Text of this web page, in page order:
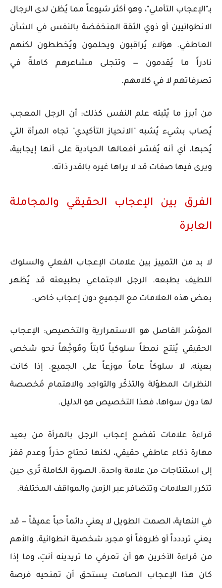
بـ"الإعجاب التأملي"، وهو أكثر شيوعاً مما يُظن لدى الرجال
الانطوائيين أو ذوي الثقة المنخفضة بالنفس في الشأن
العاطفي. هؤلاء يُراقبون ويحلمون ويُخططون لكنهم
نادراً ما يُقدمون — وتتجلى مشاعرهم كاملةً في
تصرفاتهم لا في كلامهم.
من أبرز ما يُثبته علم النفس كذلك: أن الرجل المعجب
يُصاب بشيء يُشبه "الانحياز التأكيدي" تجاه المرأة التي
يُحبها، أي أنه يُفسّر أفعالها الحيادية على أنها إيجابية،
ويرى فيها صفات قد لا يراها غيره بالقدر ذاته.
الفرق بين الإعجاب الحقيقي والمجاملة
العابرة
لا بد من التمييز بين علامات الإعجاب الفعلي والسلوك
اللطيف بطبعه. الرجل الاجتماعي بطبيعته قد يُظهر
بعض هذه العلامات مع الجميع دون إعجاب خاص.
المؤشر الفاصل هو الاستمرارية والتخصيص: الإعجاب
الحقيقي يُنتج نمطاً سلوكياً ثابتاً ومُوجَّهاً نحو شخص
بعينه، لا سلوكاً عاماً موزعاً على الجميع. إذا كانت
النظرات المطوّلة والتذكّر والتواجد والاهتمام مُخصصة
لها دون سواها، فهذا التخصيص هو الدليل.
قراءة علامات تفضح إعجاب الرجل بالمرأة من بعيد
مهارة ذكاء عاطفي حقيقي، لكنها تحتاج حذراً وعدم قفز
إلى استنتاجات من علامة واحدة. الصورة الكاملة تُرى حين
تتكرر العلامات وتتضافر عبر الزمن والمواقف المختلفة.
في النهاية، الصمت الطويل لا يعني دائماً حباً عميقاً — قد
يعني ترددداً أو ظروفاً أو مجرد شخصية انطوائية. والأهم
من قراءة الآخرين هو أن تعرفي ما تريدينه أنتِ، وما إذا
كان هذا الإعجاب الصامت يستحق أن تمنحيه فرصة